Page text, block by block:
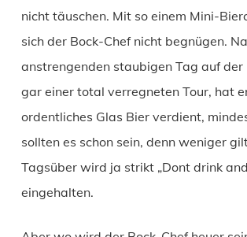
nicht täuschen. Mit so einem Mini-
sich der Bock-Chef nicht begnügen.
anstrengenden staubigen Tag auf der
gar einer total verregneten Tour, hat
ordentliches Glas Bier verdient,
sollten es schon sein, denn weniger
Tagsüber wird ja strikt „Dont drink
eingehalten.